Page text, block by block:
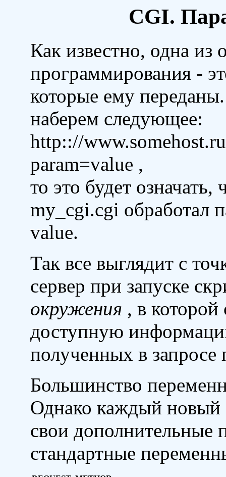
CGI.
Как известно, одна
программирования -
которые ему
наберем следующее:
http:://
param=value ,
то это будет
my_cgi.cgi обработал
value.
Так все выглядит с
сервер при запуске
окружения , в
доступную
полученных в запросе
Большинство
Однако каждый новый
свои дополнительные
стандартные